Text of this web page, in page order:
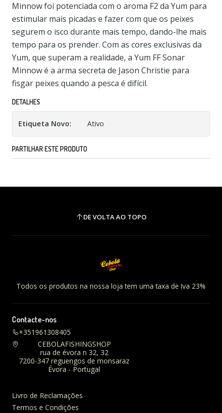
Minnow foi potenciada com o aroma F2 da Yum para
estimular mais picadas e fazer com que os peixes
segurem o isco durante mais tempo, dando-lhe mais
tempo para os prender. Com as cores exclusivas da
Yum, que superam a realidade, a Yum FF Sonar
Minnow é a arma secreta de Jason Christie para
fisgar peixes quando a pesca é difícil.
DETALHES
Etiqueta Novo: Ativo
PARTILHAR ESTE PRODUTO
DE VOLTA AO TOPO
Todos os produtos na nossa loja tem uma taxa de Iva 23%
Contacte-nos
+351961308405
CEBOLAFISHINGSHOP
rua de évora n 32, 32
7200-347 reguengos de monsaraz
Évora - Portugal
Livro de Reclamações
Termos e Condições